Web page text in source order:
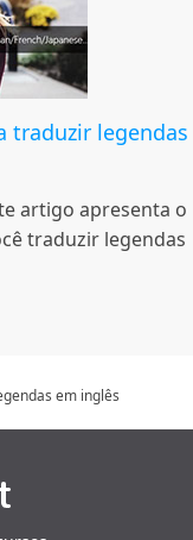
traduzir legendas
artigo apresenta o
traduzir legendas
em inglês